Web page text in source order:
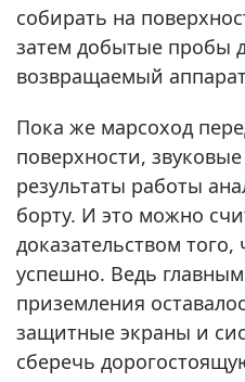
собирать на
затем добытые пробы
возвращаемый
Пока же марсоход
поверхности,
результаты работы
борту. И это можно
доказательством
успешно. Ведь
приземления
защитные экраны и
сберечь